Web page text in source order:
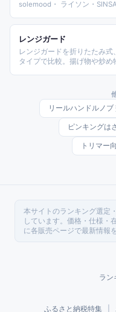
solemood・ ライソン・
した。
レンジガード
レンジガードを折りたたみ
タイプで比較。揚げ物や炒
リールハンドルノ
ピンキングは
トリマー
本サイトのランキング選定
しています。価格・仕様・
に各販売ページで最新情報
ラン
ふるさと納税特集